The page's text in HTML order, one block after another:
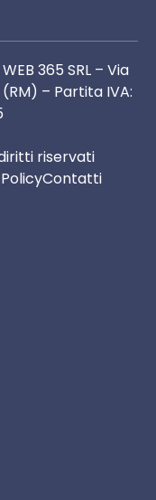
365 SRL – Via
– Partita IVA:
riservati
Contatti